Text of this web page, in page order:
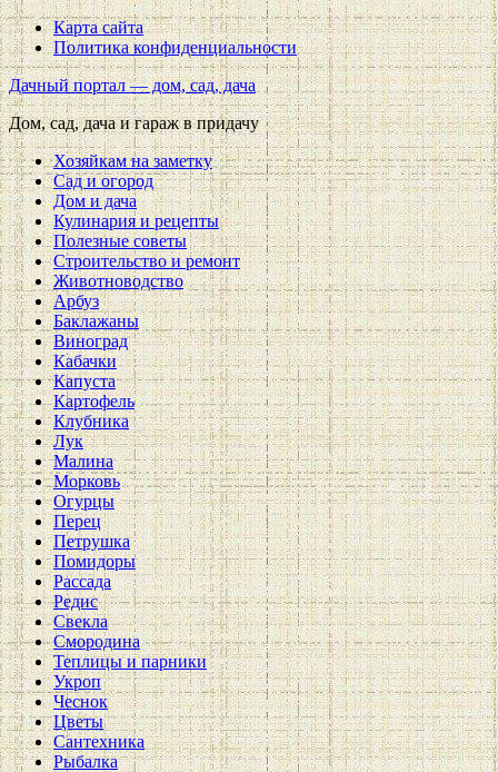
Карта сайта
Политика конфиденциальности
Дачный портал — дом, сад, дача
Дом, сад, дача и гараж в придачу
Хозяйкам на заметку
Сад и огород
Дом и дача
Кулинария и рецепты
Полезные советы
Строительство и ремонт
Животноводство
Арбуз
Баклажаны
Виноград
Кабачки
Капуста
Картофель
Клубника
Лук
Малина
Морковь
Огурцы
Перец
Петрушка
Помидоры
Рассада
Редис
Свекла
Смородина
Теплицы и парники
Укроп
Чеснок
Цветы
Сантехника
Рыбалка